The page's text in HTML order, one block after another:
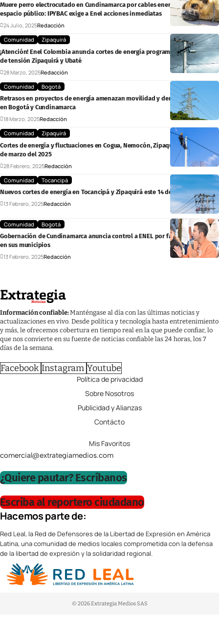
Muere perro electrocutado en Cundinamarca por cables energizados en el
espacio público: IPYBAC exige a Enel acciones inmediatas
24 Julio, 2025Redacción
Comunidad
Zipaquirá
¡Atención! Enel Colombia anuncia cortes de energía programados en la línea
de tensión Zipaquirá y Ubaté
28 Marzo, 2025Redacción
Comunidad
Bogotá
Retrasos en proyectos de energía amenazan movilidad y demanda eléctrica
en Bogotá y Cundinamarca
18 Marzo, 2025Redacción
Comunidad
Zipaquirá
Cortes de energía y fluctuaciones en Cogua, Nemocón, Zipaquirá: Domingo 2
de marzo del 2025
28 Febrero, 2025Redacción
Comunidad
Tocancipá
Nuevos cortes de energía en Tocancipá y Zipaquirá este 14 de febrero
13 Febrero, 2025Redacción
Comunidad
Bogotá
Gobernación de Cundinamarca anuncia control a ENEL por falta de energía
en sus municipios
13 Febrero, 2025Redacción
Información confiable:Manténgase al día con las últimas noticias y
actualizaciones en vivo. Desde política y tecnología hasta entretenimiento
y más, le ofrecemos cobertura en tiempo real en la que puede confiar, lo
que nos convierte en su fuente de noticias confiable las 24 horas, los 7
días de la semana.
Facebook Instagram Youtube
Política de privacidad
Sobre Nosotros
Publicidad y Alianzas
Contácto
Mis Favoritos
comercial@extrategiamedios.com
¿Quiere pautar? Escríbanos
Escriba al reportero ciudadano
Hacemos parte de:
Red Leal, la Red de Defensores de la Libertad de Expresión en América
Latina, una comunidad de medios locales comprometida con la defensa
de la libertad de expresión y la solidaridad regional.
© 2026 Extrategia Medios SAS